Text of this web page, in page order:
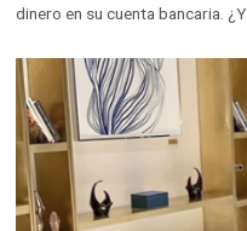
dinero en su cuenta bancaria. ¿Y